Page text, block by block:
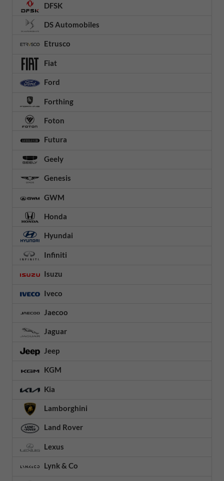
DFSK
DS Automobiles
Etrusco
Fiat
Ford
Forthing
Foton
Futura
Geely
Genesis
GWM
Honda
Hyundai
Infiniti
Isuzu
Iveco
Jaecoo
Jaguar
Jeep
KGM
Kia
Lamborghini
Land Rover
Lexus
Lynk & Co